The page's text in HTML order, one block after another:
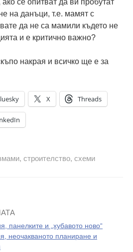
се опитват да ви пробутат
на данъци, т.е. мамят с
да не са мамили където не
и е критично важно?
накрая и всичко ще е за
X Threads
, строителство, схеми
панелките и „хубавото ново“
неочакваното планиране и